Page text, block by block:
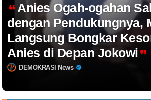
Anies Ogah-ogahan
dengan Pendukungnya,
Langsung Bongkar
Anies di Depan Jokowi
DEMOKRASI News